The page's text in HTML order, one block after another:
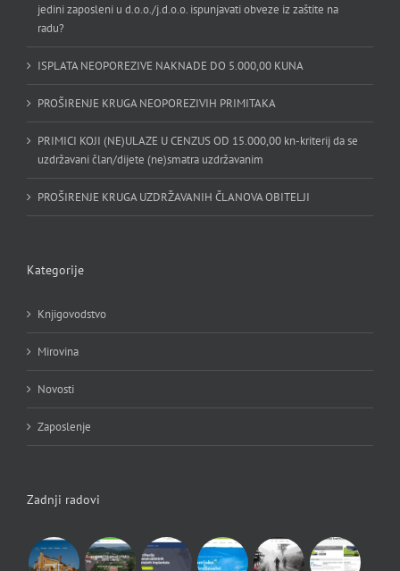
jedini zaposleni u d.o.o./j.d.o.o. ispunjavati obveze iz zaštite na
radu?
ISPLATA NEOPOREZIVE NAKNADE DO 5.000,00 KUNA
PROŠIRENJE KRUGA NEOPOREZIVIH PRIMITAKA
PRIMICI KOJI (NE)ULAZE U CENZUS OD 15.000,00 kn-kriterij da se
uzdržavani član/dijete (ne)smatra uzdržavanim
PROŠIRENJE KRUGA UZDRŽAVANIH ČLANOVA OBITELJI
Kategorije
Knjigovodstvo
Mirovina
Novosti
Zaposlenje
Zadnji radovi